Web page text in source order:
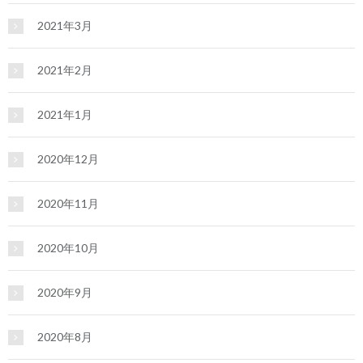
2021年3月
2021年2月
2021年1月
2020年12月
2020年11月
2020年10月
2020年9月
2020年8月